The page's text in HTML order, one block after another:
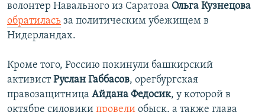
волонтер Навального из Саратова Ольга Кузнецова
обратилась за политическим убежищем в
Нидерландах.
Кроме того, Россию покинули башкирский
активистРуслан Габбасов, орегбургская
правозащитница Айдана Федосик, у которой в
октябре силовики провели обыск, а также глава